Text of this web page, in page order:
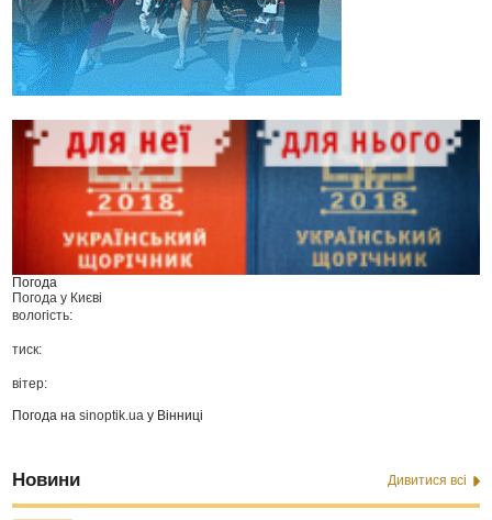
Погода
Погода у Києві
вологість:
тиск:
вітер:
Погода наsinoptik.ua у Вінниці
Новини Дивитися всі